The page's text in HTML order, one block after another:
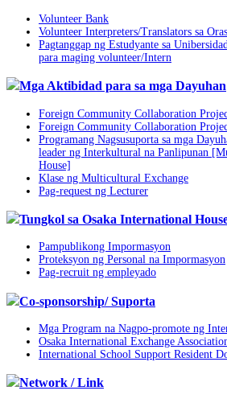
Volunteer Bank
Volunteer Interpreters/Translators sa
Pagtanggap ng Estudyante sa
para maging volunteer/Intern
Mga Aktibidad para sa mga Dayuhan
Foreign Community Collaboration
Foreign Community Collaboration
Programang Nagsusuporta sa mga
leader ng Interkultural na Panlipunan
House]
Klase ng Multicultural Exchange
Pag-request ng Lecturer
Tungkol sa Osaka International
Pampublikong Impormasyon
Proteksyon ng Personal na Impormasyon
Pag-recruit ng empleyado
Co-sponsorship/ Suporta
Mga Program na Nagpo-promote ng
Osaka International Exchange
International School Support Resident
Network / Link